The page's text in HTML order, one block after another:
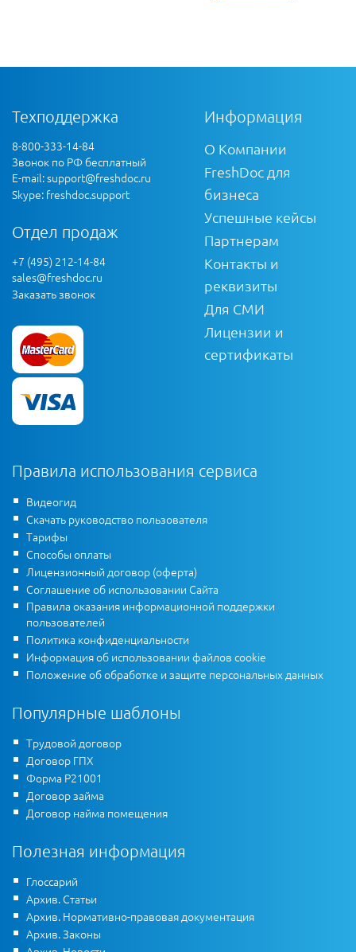
Техподдержка
8-800-333-14-84
Звонок по РФ бесплатный
E-mail:support@freshdoc.ru
Skype: freshdoc.support
Отдел продаж
+7 (495) 212-14-84
sales@freshdoc.ru
Заказать звонок
Информация
О Компании
FreshDoc для
бизнеса
Успешные кейсы
Партнерам
Контакты и
реквизиты
Для СМИ
Лицензии и
сертификаты
Правила использования сервиса
Видеогид
Скачать руководство пользователя
Тарифы
Способы оплаты
Лицензионный договор (оферта)
Соглашение об использовании Сайта
Правила оказания информационной поддержки
пользователей
Политика конфиденциальности
Информация об использовании файлов cookie
Положение об обработке и защите персональных данных
Популярные шаблоны
Трудовой договор
Договор ГПХ
Форма Р21001
Договор займа
Договор найма помещения
Полезная информация
Глоссарий
Архив. Статьи
Архив. Нормативно-правовая документация
Архив. Законы